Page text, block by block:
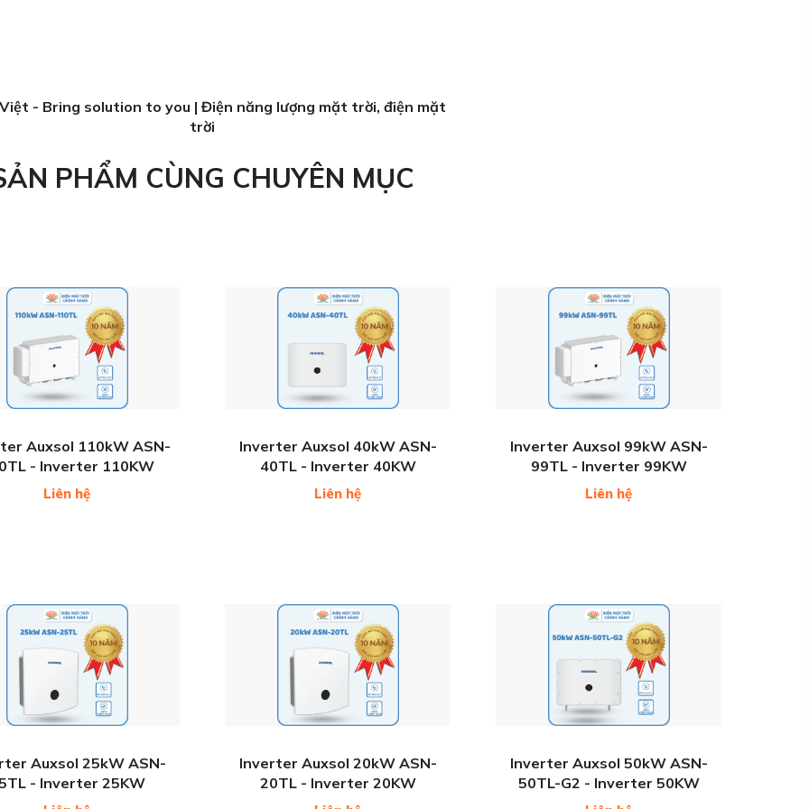
- Bring solution to you | Điện năng lượng mặt trời, điện mặt
trời
PHẨM CÙNG CHUYÊN MỤC
Auxsol 110kW ASN-
- Inverter 110KW
Liên hệ
Inverter Auxsol 40kW ASN-
40TL - Inverter 40KW
Liên hệ
Inverter Auxsol 99kW ASN-
99TL - Inverter 99KW
Liên hệ
Auxsol 25kW ASN-
- Inverter 25KW
Inverter Auxsol 20kW ASN-
20TL - Inverter 20KW
Inverter Auxsol 50kW ASN-
50TL-G2 - Inverter 50KW